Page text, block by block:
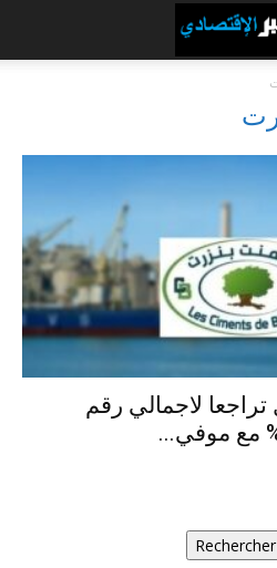
لاجمالي رقم
Rechercher